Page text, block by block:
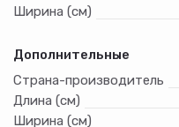
Ширина (см)
Дополнительные
Страна-производитель
Длина (см)
Ширина (см)